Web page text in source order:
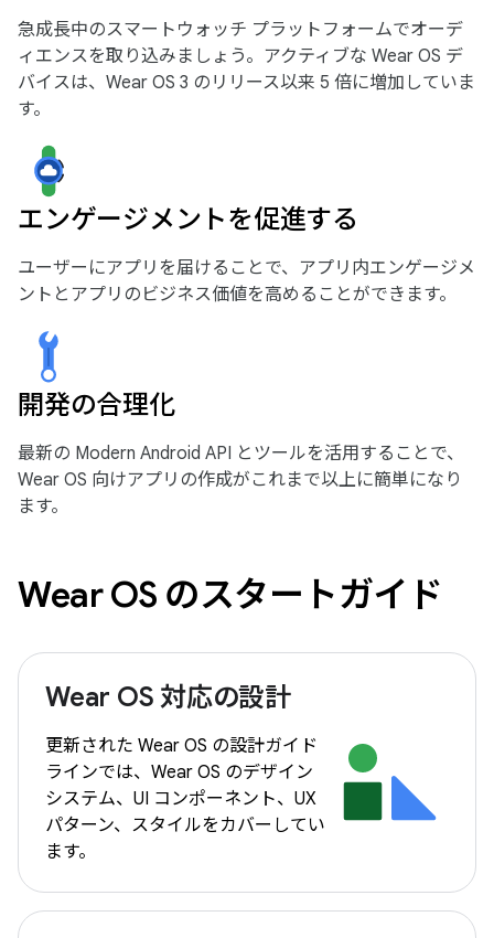
急成長中のスマートウォッチ プラットフォームでオーデ
ィエンスを取り込みましょう。アクティブな Wear OS デ
バイスは、Wear OS 3 のリリース以来 5 倍に増加していま
す。
エンゲージメントを促進する
ユーザーにアプリを届けることで、アプリ内エンゲージメ
ントとアプリのビジネス価値を高めることができます。
開発の合理化
最新の Modern Android API とツールを活用することで、
Wear OS 向けアプリの作成がこれまで以上に簡単になり
ます。
Wear OS のスタートガイド
Wear OS 対応の設計
更新された Wear OS の設計ガイド
ラインでは、Wear OS のデザイン
システム、UI コンポーネント、UX
パターン、スタイルをカバーしてい
ます。